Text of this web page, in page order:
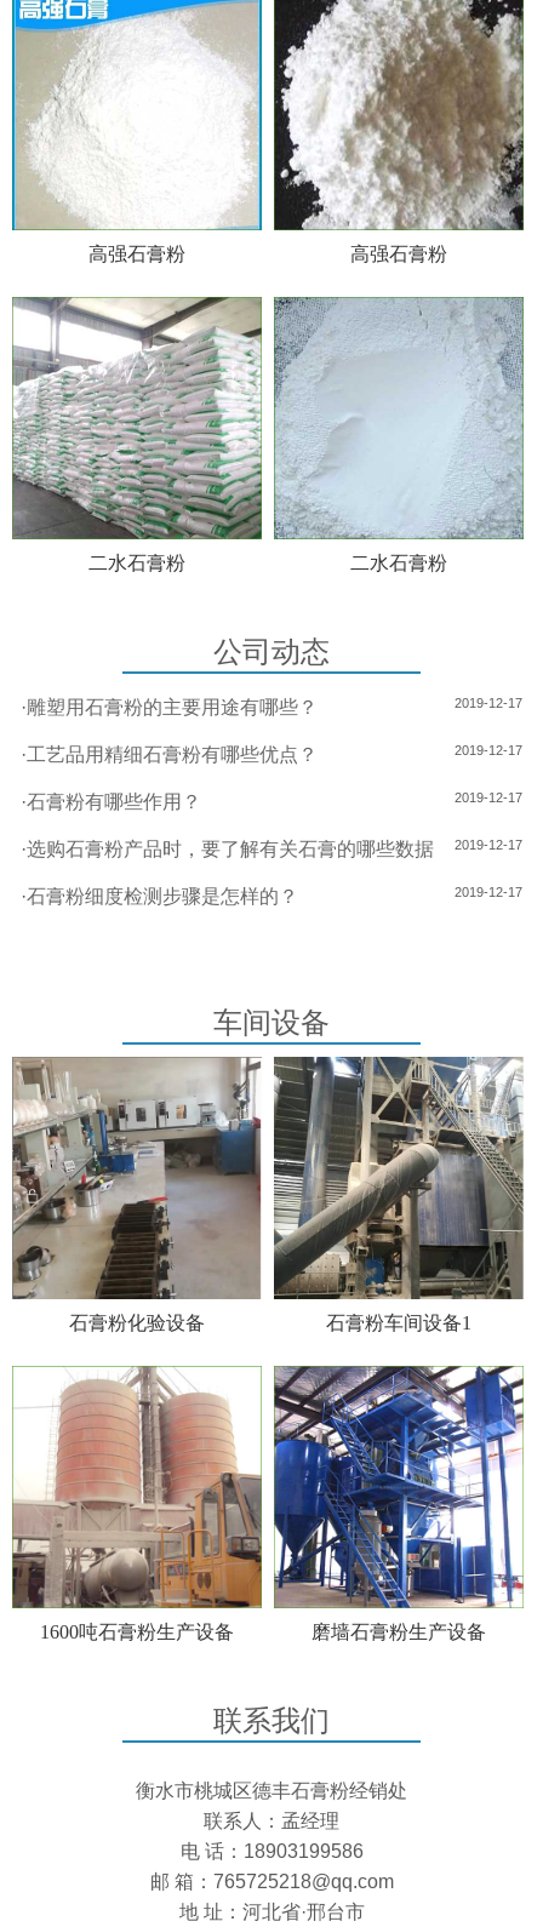
高强石膏粉 高强石膏粉
二水石膏粉 二水石膏粉
公司动态
2019-12-17
·雕塑用石膏粉的主要用途有哪些？
2019-12-17
·工艺品用精细石膏粉有哪些优点？
2019-12-17
·石膏粉有哪些作用？
2019-12-17
·选购石膏粉产品时，要了解有关石膏的哪些数据
2019-12-17
·石膏粉细度检测步骤是怎样的？
车间设备
石膏粉化验设备 石膏粉车间设备1
1600吨石膏粉生产设备 磨墙石膏粉生产设备
联系我们
衡水市桃城区德丰石膏粉经销处
联系人：孟经理
电 话：18903199586
邮 箱：765725218@qq.com
地 址：河北省·邢台市